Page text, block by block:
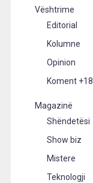
Vështrime
Editorial
Kolumne
Opinion
Koment +18
Magazinë
Shëndetësi
Show biz
Mistere
Teknologji